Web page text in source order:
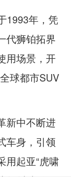
1993年，凭
代狮铂拓界
用场景，开
球都市SUV
新中不断进
车身，引领
用起亚“虎啸